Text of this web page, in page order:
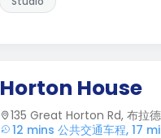
Horton House
135 Great Horton Rd, 布拉
12 mins 公共交通车程, 17